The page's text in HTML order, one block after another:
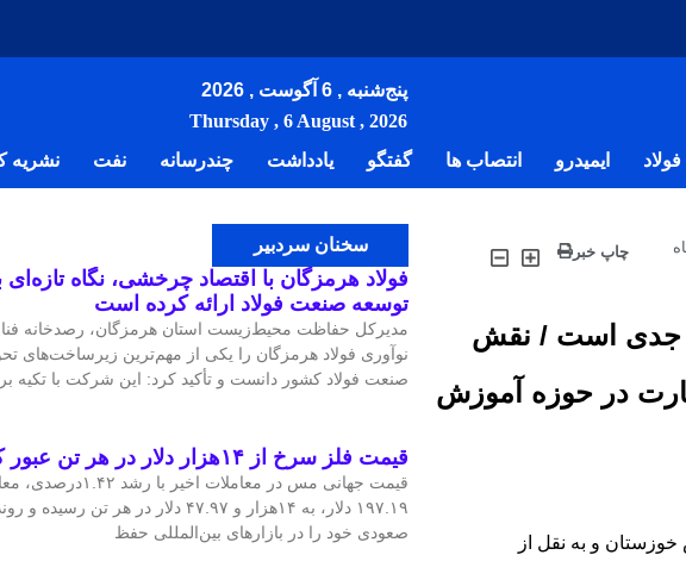
پنج‌شنبه , 6 آگوست , 2026
Thursday , 6 August , 2026
ایمیدرو انتصاب ها گفتگو یادداشت چندرسانه نفت نشریه
چاپ خبر
جدی است / نقش
در حوزه آموزش
و به نقل از
سخنان سردبیر
فولاد هرمزگان با اقتصاد چرخشی، نگاه تازه‌ای
توسعه صنعت فولاد ارائه کرده است
مدیرکل حفاظت محیط‌زیست استان هرمزگان، رصدخانه
نوآوری فولاد هرمزگان را یکی از مهم‌ترین زیرساخت‌های
صنعت فولاد کشور دانست و تأکید کرد: این شرکت با تکیه بر
قیمت فلز سرخ از ۱۴هزار دلار در هر تن عبور کرد
قیمت جهانی مس در معاملات اخیر با رشد
۱۹۷.۱۹ دلار، به ۱۴هزار و ۴۷.۹۷ دلار در هر تن رسیده و
صعودی خود را در بازارهای بین‌المللی حفظ